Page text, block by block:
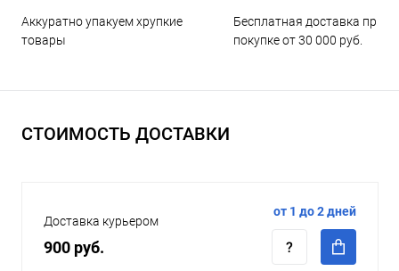
Аккуратно упакуем хрупкие
товары
Бесплатная доставка при
покупке от 30 000 руб.
СТОИМОСТЬ ДОСТАВКИ
Доставка курьером
900 руб.
от 1 до 2 дней